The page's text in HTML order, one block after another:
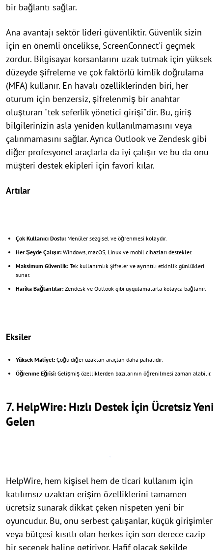
bir bağlantı sağlar.
Ana avantajı sektör lideri güvenliktir. Güvenlik sizin
için en önemli öncelikse, ScreenConnect'i geçmek
zordur. Bilgisayar korsanlarını uzak tutmak için yüksek
düzeyde şifreleme ve çok faktörlü kimlik doğrulama
(MFA) kullanır. En havalı özelliklerinden biri, her
oturum için benzersiz, şifrelenmiş bir anahtar
oluşturan "tek seferlik yönetici girişi"dir. Bu, giriş
bilgilerinizin asla yeniden kullanılmamasını veya
çalınmamasını sağlar. Ayrıca Outlook ve Zendesk gibi
diğer profesyonel araçlarla da iyi çalışır ve bu da onu
müşteri destek ekipleri için favori kılar.
Artılar
Çok Kullanıcı Dostu: Menüler sezgisel ve öğrenmesi kolaydır.
Her Şeyde Çalışır: Windows, macOS, Linux ve mobil cihazları destekler.
Maksimum Güvenlik: Tek kullanımlık şifreler ve ayrıntılı etkinlik günlükleri
sunar.
Harika Bağlantılar: Zendesk ve Outlook gibi uygulamalarla kolayca bağlanır.
Eksiler
Yüksek Maliyet: Çoğu diğer uzaktan araçtan daha pahalıdır.
Öğrenme Eğrisi: Gelişmiş özelliklerden bazılarının öğrenilmesi zaman alabilir.
7. HelpWire: Hızlı Destek İçin Ücretsiz Yeni
Gelen
HelpWire, hem kişisel hem de ticari kullanım için
katılımsız uzaktan erişim özelliklerini tamamen
ücretsiz sunarak dikkat çeken nispeten yeni bir
oyuncudur. Bu, onu serbest çalışanlar, küçük girişimler
veya bütçesi kısıtlı olan herkes için son derece cazip
bir seçenek haline getiriyor. Hafif olacak şekilde